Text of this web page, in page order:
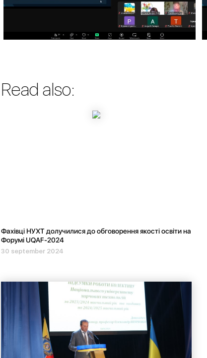
Read also:
Фахівці НУХТ долучилися до обговорення якості освіти на
Форумі UQAF-2024
30 september 2024